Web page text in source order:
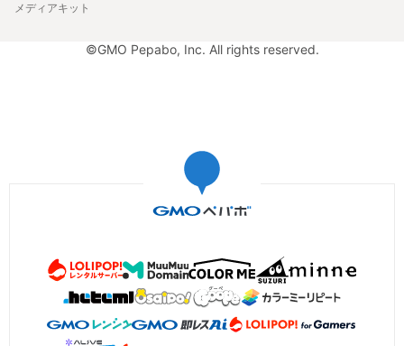
メディアキット
©GMO Pepabo, Inc. All rights reserved.